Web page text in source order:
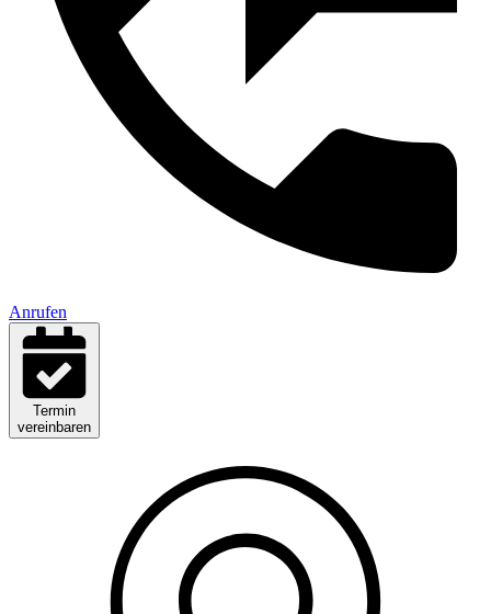
Anrufen
Termin
vereinbaren